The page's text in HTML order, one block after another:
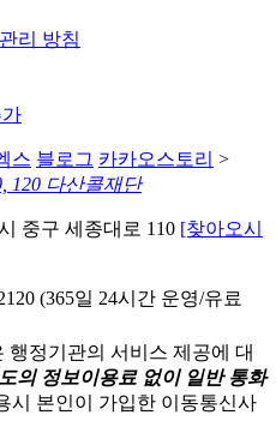
리 방침
스 블로그 카카오스토리 >
120 다산콜재단
중구 세종대로 110 [찾아오시
(365일 24시간 운영/유료
행정기관의 서비스 제공에 대
의 정보이용료 없이 일반 통화
시 본인이 가입한 이동통신사